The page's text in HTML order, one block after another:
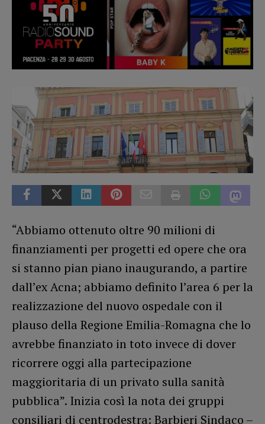
“Abbiamo ottenuto oltre 90 milioni di
finanziamenti per progetti ed opere che ora
si stanno pian piano inaugurando, a partire
dall’ex Acna; abbiamo definito l’area 6 per la
realizzazione del nuovo ospedale con il
plauso della Regione Emilia-Romagna che lo
avrebbe finanziato in toto invece di dover
ricorrere oggi alla partecipazione
maggioritaria di un privato sulla sanità
pubblica”. Inizia così la nota dei gruppi
consiliari di centrodestra: Barbieri Sindaco –